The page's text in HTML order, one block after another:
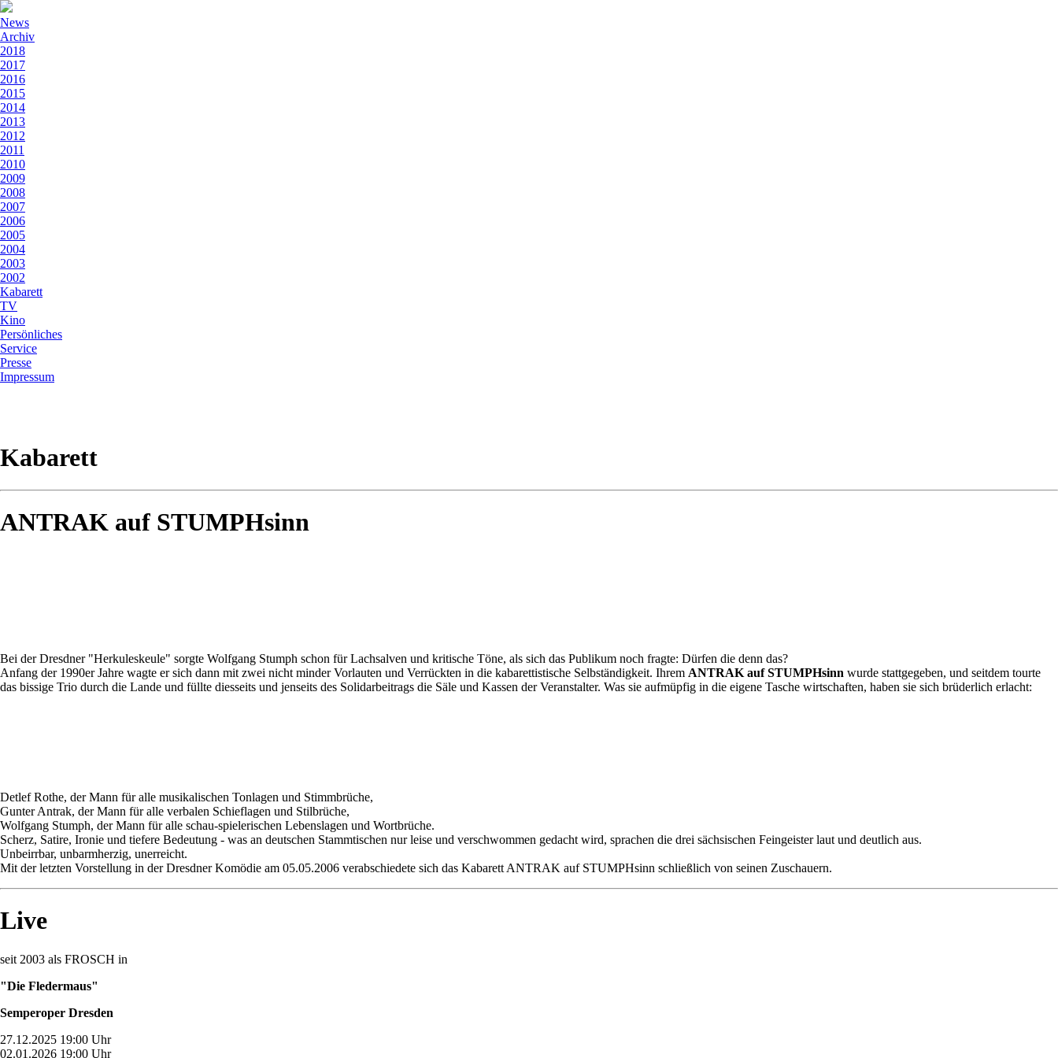
News
Archiv
2018
2017
2016
2015
2014
2013
2012
2011
2010
2009
2008
2007
2006
2005
2004
2003
2002
Kabarett
TV
Kino
Persönliches
Service
Presse
Impressum
Kabarett
ANTRAK auf STUMPHsinn
Bei der Dresdner "Herkuleskeule" sorgte Wolfgang Stumph schon für Lachsalven und kritische Töne, als sich das Publikum noch fragte: Dürfen die denn das?
Anfang der 1990er Jahre wagte er sich dann mit zwei nicht minder Vorlauten und Verrückten in die kabarettistische Selbständigkeit. Ihrem ANTRAK auf STUMPHsinn wurde stattgegeben, und seitdem tourte
das bissige Trio durch die Lande und füllte diesseits und jenseits des Solidarbeitrags die Säle und Kassen der Veranstalter. Was sie aufmüpfig in die eigene Tasche wirtschaften, haben sie sich brüderlich erlacht:
Detlef Rothe, der Mann für alle musikalischen Tonlagen und Stimmbrüche,
Gunter Antrak, der Mann für alle verbalen Schieflagen und Stilbrüche,
Wolfgang Stumph, der Mann für alle schau-spielerischen Lebenslagen und Wortbrüche.
Scherz, Satire, Ironie und tiefere Bedeutung - was an deutschen Stammtischen nur leise und verschwommen gedacht wird, sprachen die drei sächsischen Feingeister laut und deutlich aus.
Unbeirrbar, unbarmherzig, unerreicht.
Mit der letzten Vorstellung in der Dresdner Komödie am 05.05.2006 verabschiedete sich das Kabarett ANTRAK auf STUMPHsinn schließlich von seinen Zuschauern.
Live
seit 2003 als FROSCH in
"Die Fledermaus"
Semperoper Dresden
27.12.2025 19:00 Uhr
02.01.2026 19:00 Uhr